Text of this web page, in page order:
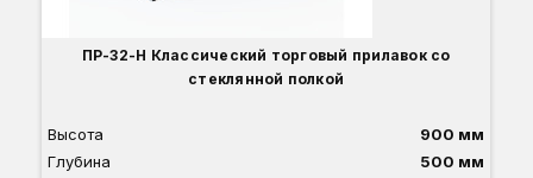
ПР-32-Н Классический торговый прилавок со
стеклянной полкой
Высота
900 мм
Глубина
500 мм